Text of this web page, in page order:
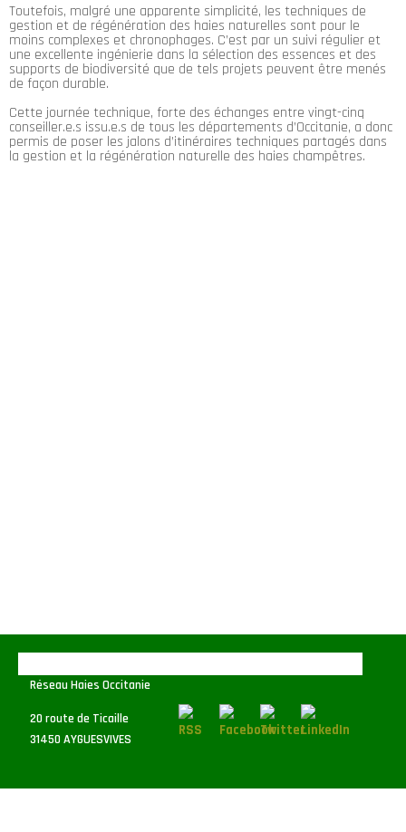
Toutefois, malgré une apparente simplicité, les techniques de
gestion et de régénération des haies naturelles sont pour le
moins complexes et chronophages. C’est par un suivi régulier et
une excellente ingénierie dans la sélection des essences et des
supports de biodiversité que de tels projets peuvent être menés
de façon durable.
Cette journée technique, forte des échanges entre vingt-cinq
conseiller.e.s issu.e.s de tous les départements d’Occitanie, a donc
permis de poser les jalons d’itinéraires techniques partagés dans
la gestion et la régénération naturelle des haies champêtres.
Réseau Haies Occitanie
20 route de Ticaille
31450 AYGUESVIVES
Nous contacter :